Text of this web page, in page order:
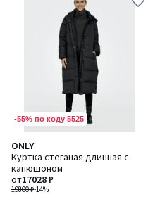
-55% по коду 5525
ONLY
Куртка стеганая длинная с
капюшоном
19800 ₽-14%
от17028 ₽